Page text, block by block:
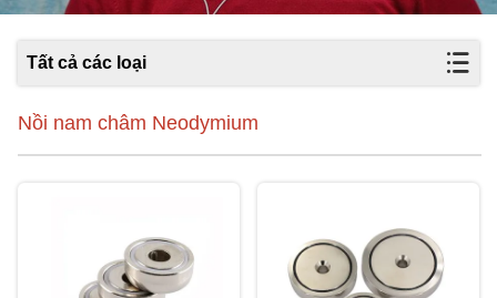
Tất cả các loại
Nồi nam châm Neodymium